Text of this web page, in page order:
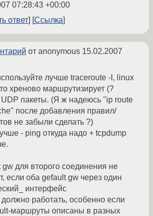
07:28:43 +00:00
ответ
Ссылка
от anonymous 15.02.2007
лучше traceroute -I, linux
хреново маршрутизирует (?
UDP пакеты. (Я ж надеюсь "ip route
после добавления правил/
не забыли сделать ?)
- ping откуда надо + tcpdump
gw для второго соединения не
если оба gefault gw через один
интерфейс
должно работать, особенно если
маршруты описаны в разных